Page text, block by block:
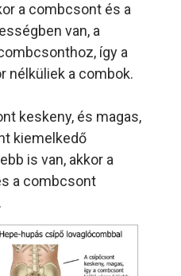
a combcsont és a
van, a
így a
nélküliek a combok.
keskeny, és magas,
kiemelkedő
is van, akkor a
a combcsont